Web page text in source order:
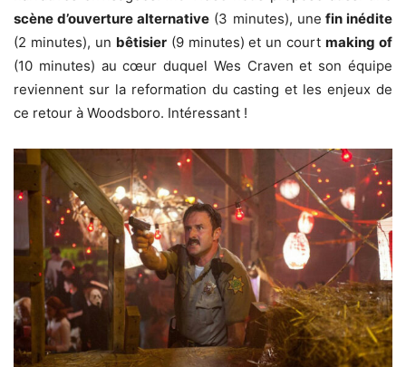
scène d’ouverture alternative (3 minutes), une fin inédite
(2 minutes), un bêtisier(9 minutes) et un courtmaking of
(10 minutes) au cœur duquel Wes Craven et son équipe
reviennent sur la reformation du casting et les enjeux de
ce retour à Woodsboro. Intéressant !